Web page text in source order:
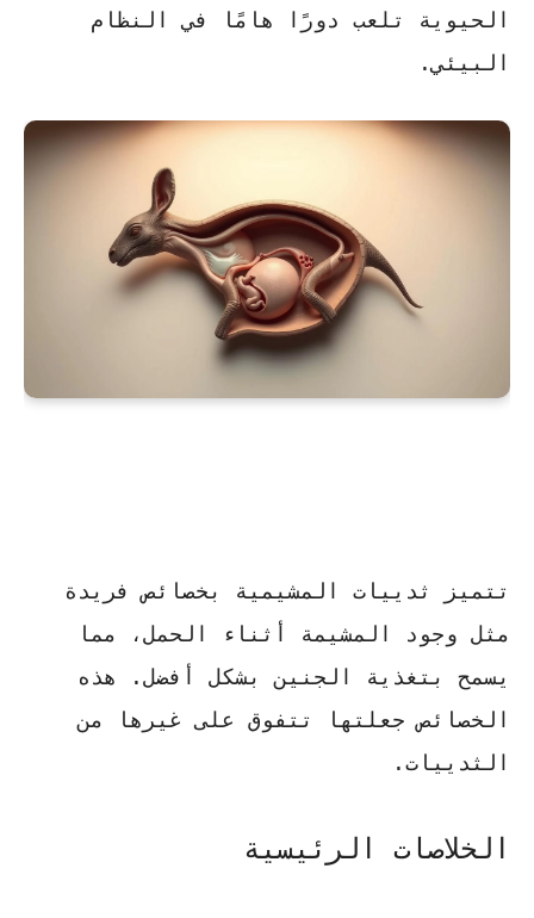
الحيوية تلعب دورًا هامًا في النظام
البيئي.
تتميز ثدييات المشيمية بخصائص فريدة
مثل وجود المشيمة أثناء الحمل، مما
يسمح بتغذية الجنين بشكل أفضل. هذه
الخصائص جعلتها تتفوق على غيرها من
الثدييات.
الخلاصات الرئيسية